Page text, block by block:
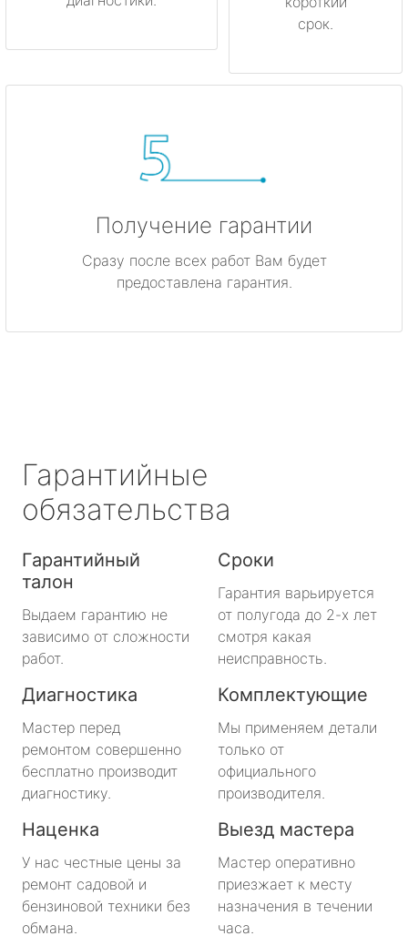
срок.
Получение гарантии
Сразу после всех работ Вам будет
предоставлена гарантия.
Гарантийные
обязательства
Гарантийный
талон
Выдаем гарантию не
зависимо от сложности
работ.
Сроки
Гарантия варьируется
от полугода до 2-х лет
смотря какая
неисправность.
Диагностика
Мастер перед
ремонтом совершенно
бесплатно производит
диагностику.
Комплектующие
Мы применяем детали
только от
официального
производителя.
Наценка
У нас честные цены за
ремонт садовой и
бензиновой техники без
обмана.
Выезд мастера
Мастер оперативно
приезжает к месту
назначения в течении
часа.